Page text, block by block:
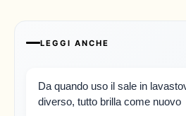
LEGGI ANCHE
Da quando uso il sale in
diverso, tutto brilla come nuovo